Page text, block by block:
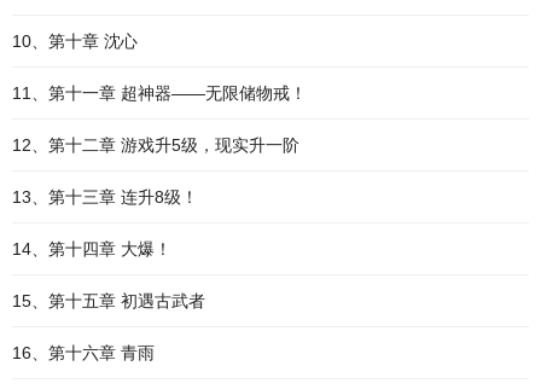
10、第十章 沈心
11、第十一章 超神器——无限储物戒！
12、第十二章 游戏升5级，现实升一阶
13、第十三章 连升8级！
14、第十四章 大爆！
15、第十五章 初遇古武者
16、第十六章 青雨